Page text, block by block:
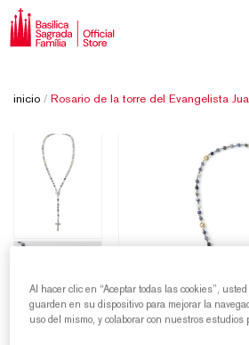
inicio / Rosario de la torre del Evangelista
Al hacer clic en “Aceptar todas las cookies”,
guarden en su dispositivo para mejorar la
uso del mismo, y colaborar con nuestros estudios